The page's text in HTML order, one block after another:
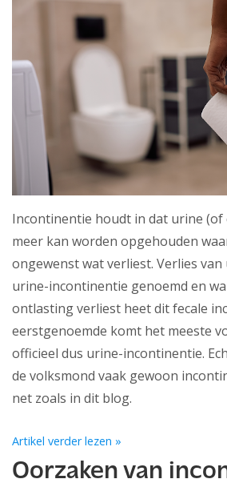
Incontinentie houdt in dat urine
meer kan worden opgehouden
ongewenst wat verliest. Verlies
urine-incontinentie genoemd en
ontlasting verliest heet dit fecale
eerstgenoemde komt het meeste
officieel dus urine-incontinentie.
de volksmond vaak gewoon
net zoals in dit blog.
Artikel verder lezen »
Oorzaken van